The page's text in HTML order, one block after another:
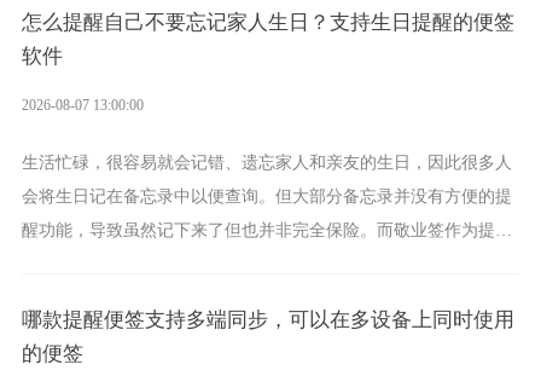
怎么提醒自己不要忘记家人生日？支持生日提醒的便签
软件
2026-08-07 13:00:00
生活忙碌，很容易就会记错、遗忘家人和亲友的生日，因此很多人
会将生日记在备忘录中以便查询。但大部分备忘录并没有方便的提
醒功能，导致虽然记下来了但也并非完全保险。而敬业签作为提醒
哪款提醒便签支持多端同步，可以在多设备上同时使用
的便签